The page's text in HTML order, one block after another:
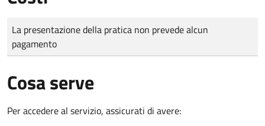
Tipo di pagamento
Importo
La presentazione della pratica non prevede alcun
pagamento
Cosa serve
Per accedere al servizio, assicurati di avere: